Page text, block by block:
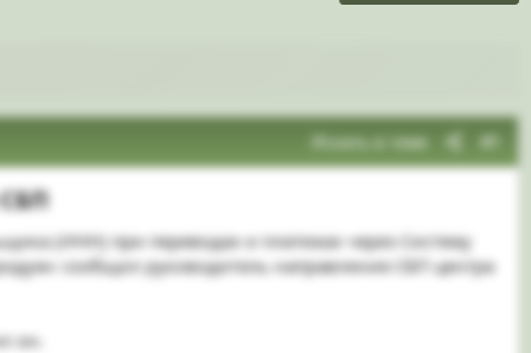
Искать в теме #1
(ИНН) при переводах и платежах через Систему
сообщил руководитель направления СБП центра
он.